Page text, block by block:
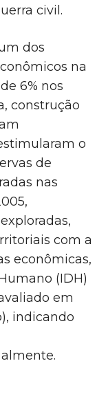
civil.
dos
na
6% nos
construção
o
de
nas
com a
econômicas,
(IDH)
em
indicando